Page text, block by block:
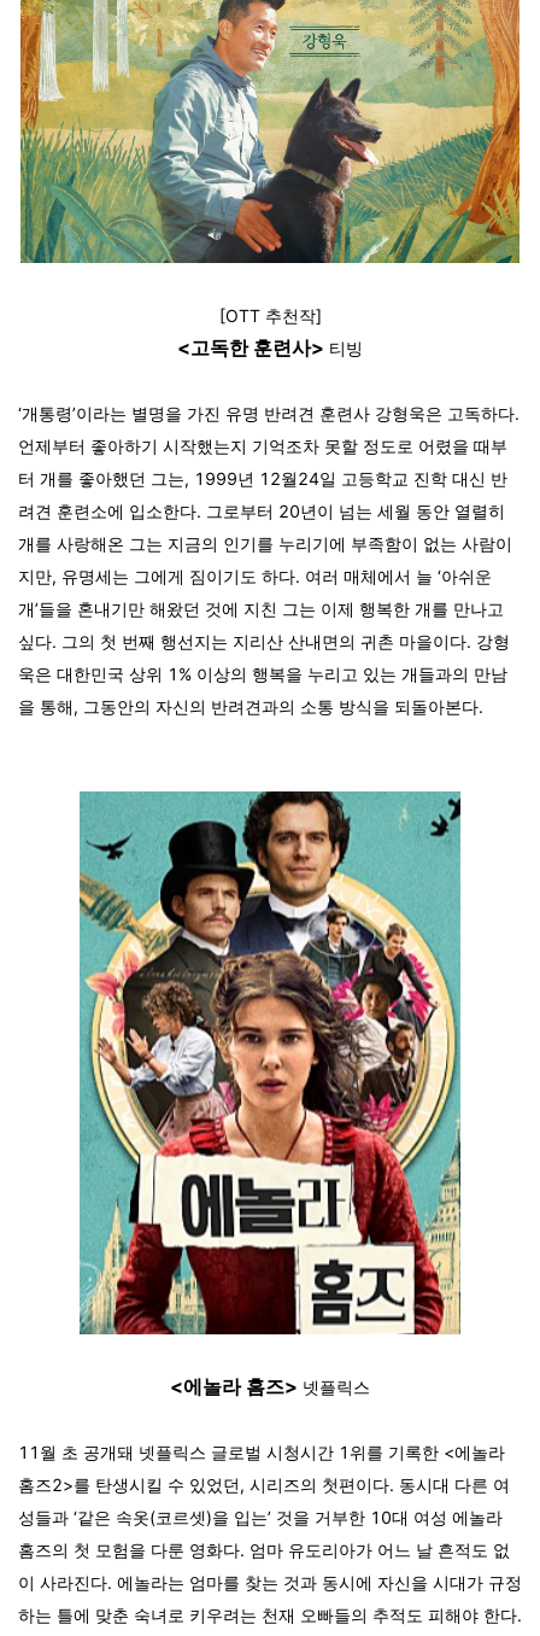
[OTT 추천작]
<고독한 훈련사> 티빙
‘개통령’이라는 별명을 가진 유명 반려견 훈련사 강형욱은 고독하다.
언제부터 좋아하기 시작했는지 기억조차 못할 정도로 어렸을 때부
터 개를 좋아했던 그는, 1999년 12월24일 고등학교 진학 대신 반
려견 훈련소에 입소한다. 그로부터 20년이 넘는 세월 동안 열렬히
개를 사랑해온 그는 지금의 인기를 누리기에 부족함이 없는 사람이
지만, 유명세는 그에게 짐이기도 하다. 여러 매체에서 늘 ‘아쉬운
개’들을 혼내기만 해왔던 것에 지친 그는 이제 행복한 개를 만나고
싶다. 그의 첫 번째 행선지는 지리산 산내면의 귀촌 마을이다. 강형
욱은 대한민국 상위 1% 이상의 행복을 누리고 있는 개들과의 만남
을 통해, 그동안의 자신의 반려견과의 소통 방식을 되돌아본다.
<에놀라 홈즈> 넷플릭스
11월 초 공개돼 넷플릭스 글로벌 시청시간 1위를 기록한 <에놀라
홈즈2>를 탄생시킬 수 있었던, 시리즈의 첫편이다. 동시대 다른 여
성들과 ‘같은 속옷(코르셋)을 입는’ 것을 거부한 10대 여성 에놀라
홈즈의 첫 모험을 다룬 영화다. 엄마 유도리아가 어느 날 흔적도 없
이 사라진다. 에놀라는 엄마를 찾는 것과 동시에 자신을 시대가 규정
하는 틀에 맞춘 숙녀로 키우려는 천재 오빠들의 추적도 피해야 한다.